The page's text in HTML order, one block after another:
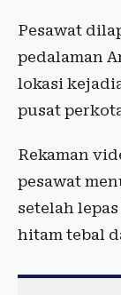
Pesawat
pedalaman
lokasi
pusat
Rekaman
pesawat
setelah
hitam tebal